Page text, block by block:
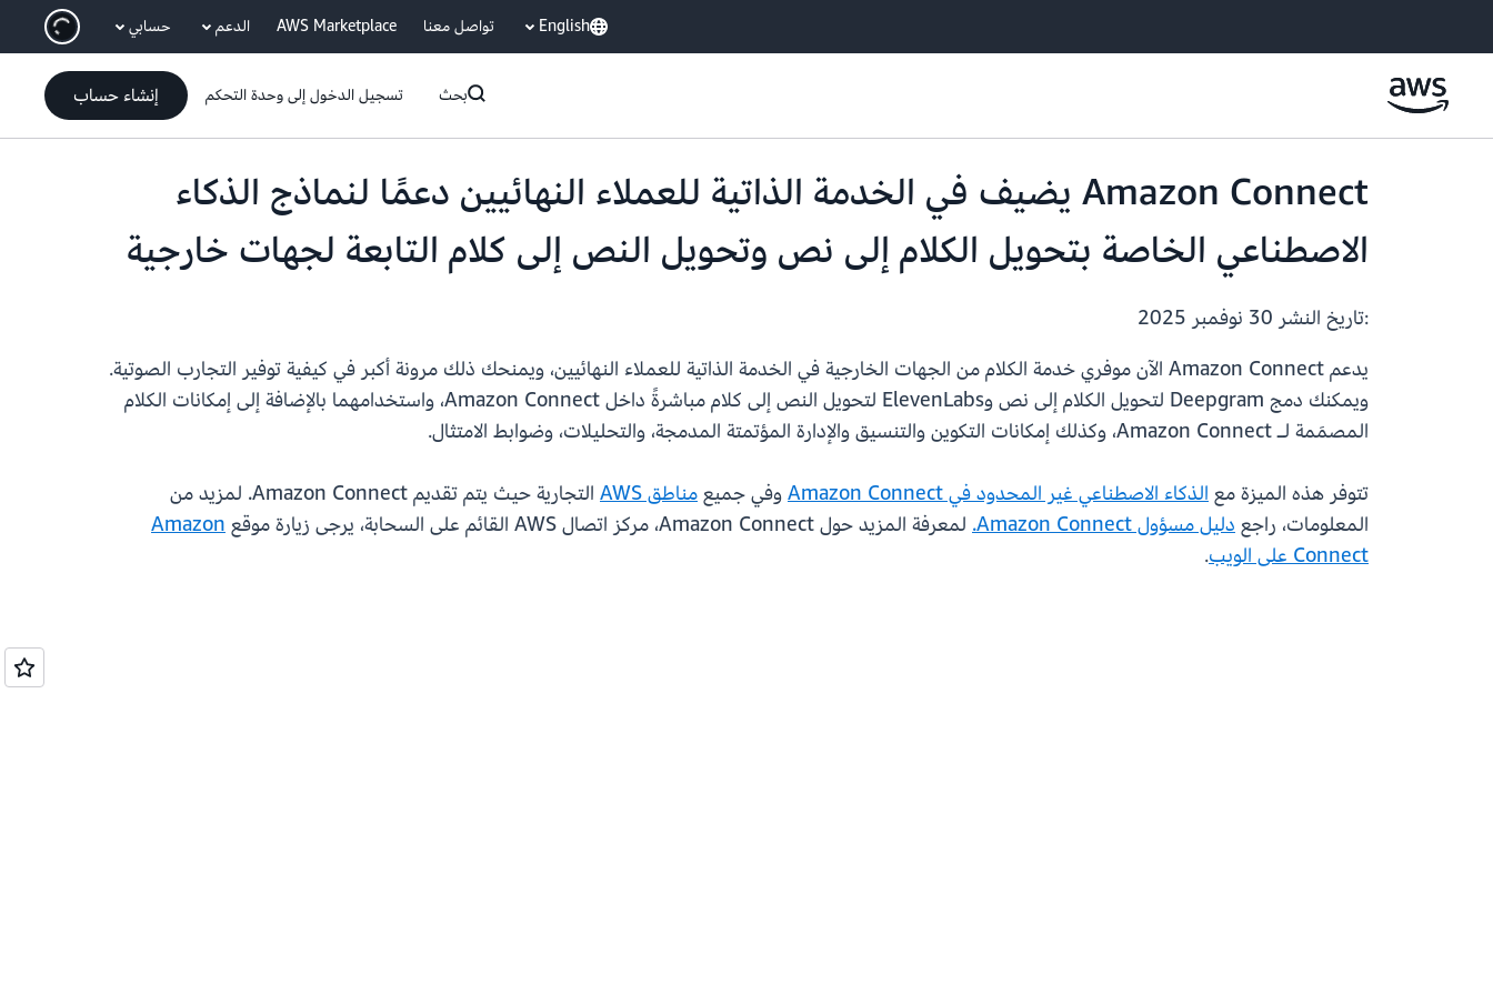
انتقل إلى المحتوى الرئيسي English تواصل معنا AWS Marketplace الدعم حسابي
بحث تسجيل الدخول إلى وحدة التحكم إنشاء حساب
Amazon Connect يضيف في الخدمة الذاتية للعملاء النهائيين دعمًا لنماذج الذكاء
الاصطناعي الخاصة بتحويل الكلام إلى نص وتحويل النص إلى كلام التابعة لجهات خارجية
:تاريخ النشر
يدعم Amazon Connect الآن موفري خدمة الكلام من الجهات الخارجية في الخدمة الذاتية للعملاء النهائيين، ويمنحك ذلك مرونة أكبر في كيفية توفير التجارب الصوتية.
ويمكنك دمج Deepgram لتحويل الكلام إلى نص وElevenLabs لتحويل النص إلى كلام مباشرةً داخل Amazon Connect، واستخدامهما بالإضافة إلى إمكانات الكلام
المصمَمة لـ Amazon Connect، وكذلك إمكانات التكوين والتنسيق والإدارة المؤتمتة المدمجة، والتحليلات، وضوابط الامتثال.
تتوفر هذه الميزة معالذكاء الاصطناعي غير المحدود في Amazon Connect وفي جميعمناطق AWS
التجارية حيث يتم تقديم Amazon Connect. لمزيد من
المعلومات، راجعدليل مسؤول Amazon Connect . لمعرفة المزيد حول Amazon Connect، مركز اتصال AWS القائم على السحابة، يرجى زيارة موقع
Amazon
Connect على الويب
.